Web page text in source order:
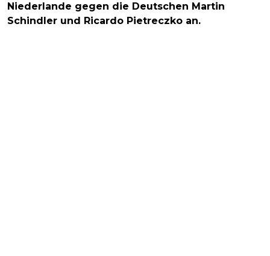
Niederlande gegen die Deutschen Martin
Schindler und Ricardo Pietreczko an.